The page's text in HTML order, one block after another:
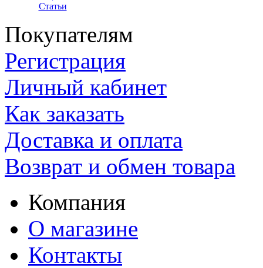
Статьи
Покупателям
Регистрация
Личный кабинет
Как заказать
Доставка и оплата
Возврат и обмен товара
Компания
О магазине
Контакты